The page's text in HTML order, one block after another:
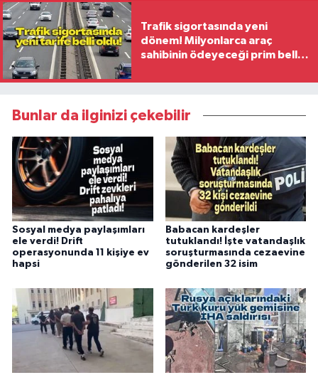
Trafik sigortasında yeni
dönem! Milyonlarca araç
sahibinin ödeyeceği prim belli
Bunlar da ilginizi çekebilir
Sosyal medya paylaşımları
ele verdi! Drift
operasyonunda 11 kişiye ev
hapsi
Babacan kardeşler
tutuklandı! İşte vatandaşlık
soruşturmasında cezaevine
gönderilen 32 isim